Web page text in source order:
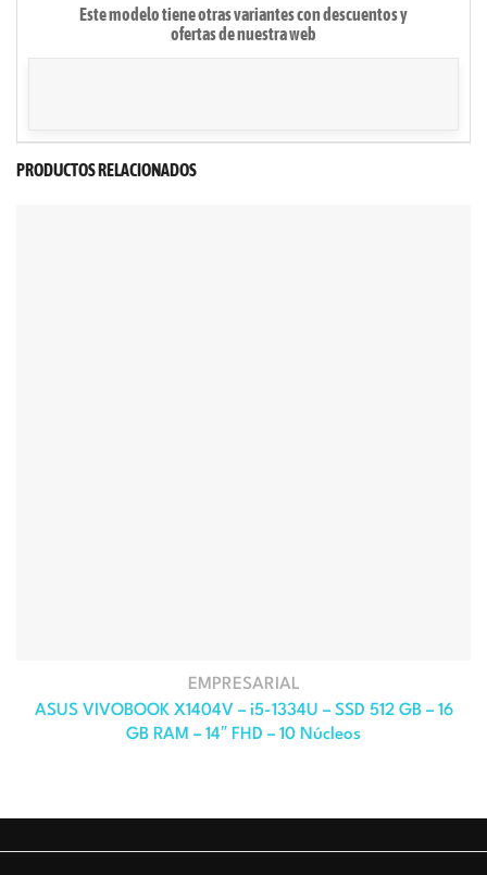
Este modelo tiene otras variantes con descuentos y
ofertas denuestra web
PRODUCTOS RELACIONADOS
EMPRESARIAL
ASUS VIVOBOOK X1404V – i5-1334U – SSD 512 GB – 16
GB RAM – 14″ FHD – 10 Núcleos